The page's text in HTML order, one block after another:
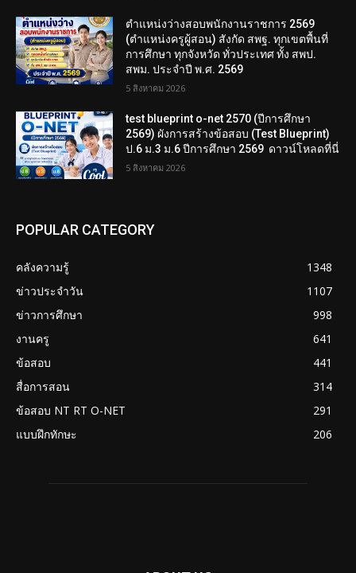
ตำแหน่งว่างสอบพนักงานราชการ 2569
(ตำแหน่งครูผู้สอน) สังกัด สพฐ. ทุกเขตพื้นที่
การศึกษา ทุกจังหวัด ทั่วประเทศ ทั้ง สพป.
สพม. ประจำปี พ.ศ. 2569
5 สิงหาคม 2026
test blueprint o-net 2570 (ปีการศึกษา
2569) ผังการสร้างข้อสอบ (Test Blueprint)
ป.6 ม.3 ม.6 ปีการศึกษา 2569 ดาวน์โหลดที่นี่
5 สิงหาคม 2026
POPULAR CATEGORY
คลังความรู้
1348
ข่าวประจำวัน
1107
ข่าวการศึกษา
998
งานครู
641
ข้อสอบ
441
สื่อการสอน
314
ข้อสอบ NT RT O-NET
291
แบบฝึกทักษะ
206